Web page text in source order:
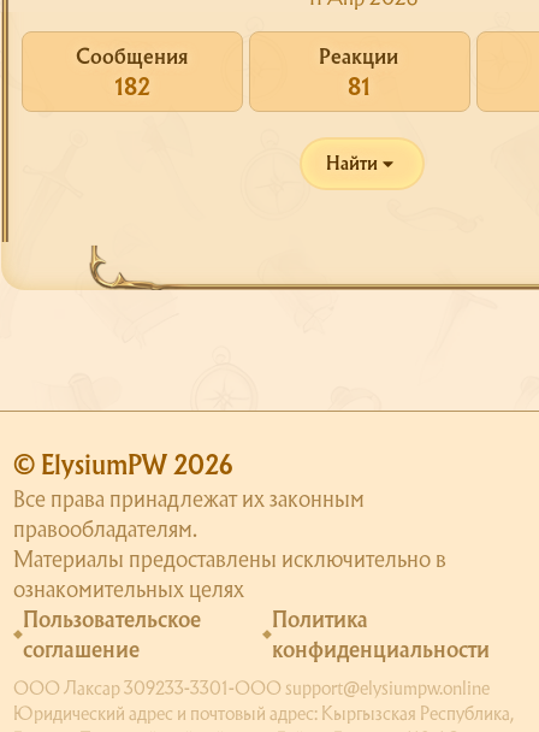
Форум
О сервере
Скачать
Поддержка
Сообщения
182
Реакции
81
Найти
© ElysiumPW 2026
Все права принадлежат их законным
правообладателям.
Материалы предоставлены исключительно в
ознакомительных целях
Пользовательское
соглашение
Политика
конфиденциальности
ООО Лаксар 309233-3301-ООО support@elysiumpw.online
Юридический адрес и почтовый адрес: Кыргызская Республика,